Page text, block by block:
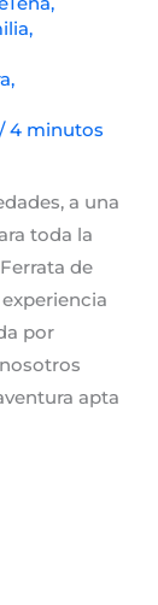
,
,
/4 minutos
a una
toda la
de
por
apta